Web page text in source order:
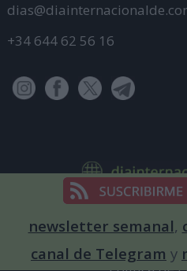
+34 644 62 56 16
2009 - 2026
newsletter semanal,
canal de Telegram y